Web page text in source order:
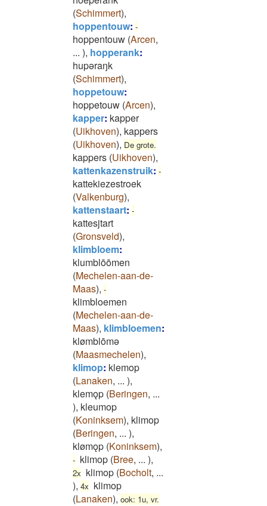
(Schimmert),
hoppentouw: -
hoppentouw (Arcen,
... ), hopperank:
hupǝraŋk
(Schimmert),
hoppetouw:
hoppetouw (Arcen),
kapper: kapper
(Uikhoven), kappers
(Uikhoven), De grote.
kappers (Uikhoven),
kattenkazenstruik: -
kattekiezestroek
(Valkenburg),
kattenstaart: -
kattesjtart
(Gronsveld),
klimbloem:
klumblōōmen
(Mechelen-aan-de-
Maas), -
klimbloemen
(Mechelen-aan-de-
Maas), klimbloemen:
klømblōmǝ
(Maasmechelen),
klimop: klemop
(Lanaken, ... ),
klemǫp (Beringen, ...
), kleumop
(Koninksem), klimop
(Beringen, ... ),
klømǫp (Koninksem),
- klimop (Bree, ... ),
2x klimop (Bocholt, ...
), 4x klimop
(Lanaken), ook: 1u, vr.